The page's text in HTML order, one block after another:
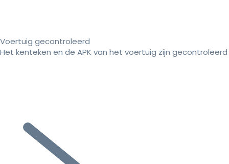
Voertuig gecontroleerd
Het kenteken en de APK van het voertuig zijn gecontroleerd